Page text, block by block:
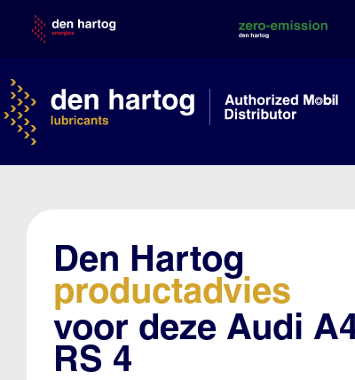
content
Den Hartog
productadvies
voor deze Audi
RS 4